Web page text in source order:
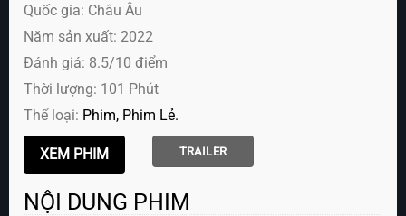
Quốc gia: Châu Âu
Năm sản xuất: 2022
Đánh giá: 8.5/10 điểm
Thời lượng: 101 Phút
Thể loại: Phim Phim Lẻ
TRAILER
NỘI DUNG PHIM